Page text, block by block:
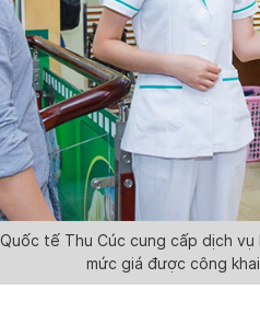
tế Thu Cúc cung cấp dịch
mức giá được công